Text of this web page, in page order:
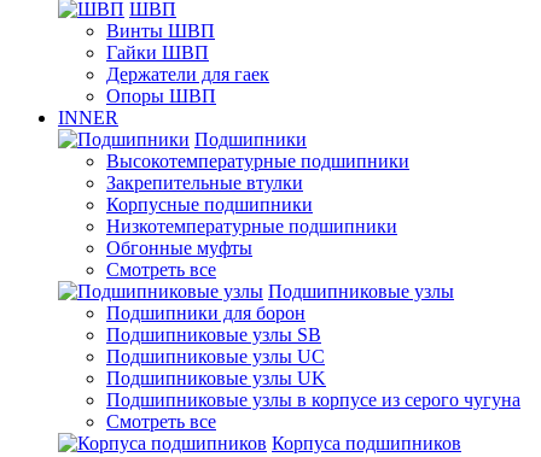
ШВП
Винты ШВП
Гайки ШВП
Держатели для гаек
Опоры ШВП
INNER
Подшипники
Высокотемпературные подшипники
Закрепительные втулки
Корпусные подшипники
Низкотемпературные подшипники
Обгонные муфты
Смотреть все
Подшипниковые узлы
Подшипники для борон
Подшипниковые узлы SB
Подшипниковые узлы UC
Подшипниковые узлы UK
Подшипниковые узлы в корпусе из серого чугуна
Смотреть все
Корпуса подшипников